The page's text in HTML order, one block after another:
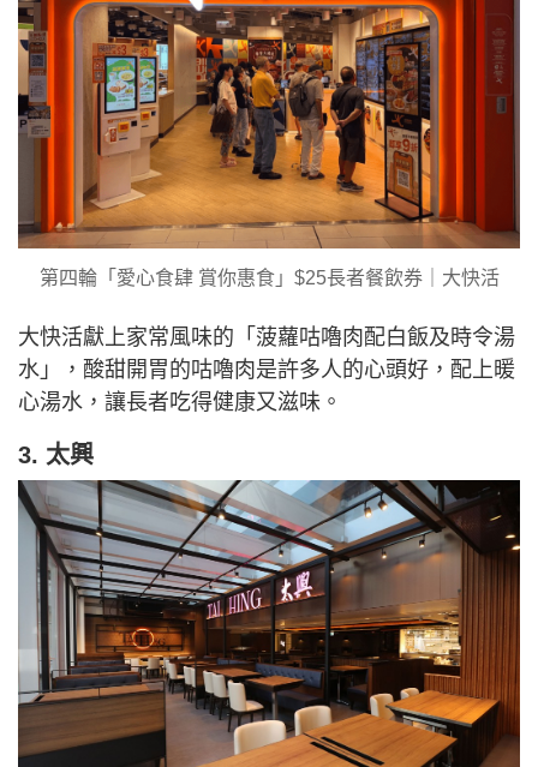
第四輪「愛心食肆 賞你惠食」$25長者餐飲券｜大快活
大快活獻上家常風味的「菠蘿咕嚕肉配白飯及時令湯
水」，酸甜開胃的咕嚕肉是許多人的心頭好，配上暖
心湯水，讓長者吃得健康又滋味。
3. 太興